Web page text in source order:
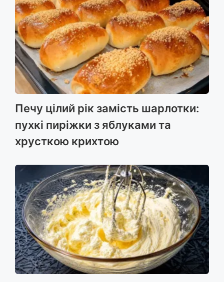
Печу цілий рік замість шарлотки:
пухкі пиріжки з яблуками та
хрусткою крихтою